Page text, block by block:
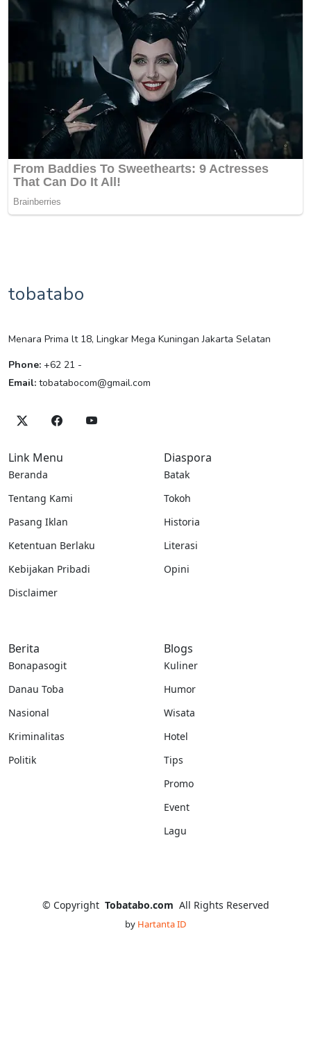
tobatabo
Menara Prima lt 18, Lingkar Mega Kuningan Jakarta Selatan
Phone: +62 21 -
Email: tobatabocom@gmail.com
Link Menu
Beranda
Tentang Kami
Pasang Iklan
Ketentuan Berlaku
Kebijakan Pribadi
Disclaimer
Diaspora
Batak
Tokoh
Historia
Literasi
Opini
Berita
Bonapasogit
Danau Toba
Nasional
Kriminalitas
Politik
Blogs
Kuliner
Humor
Wisata
Hotel
Tips
Promo
Event
Lagu
© Copyright Tobatabo.com All Rights Reserved
by Hartanta ID